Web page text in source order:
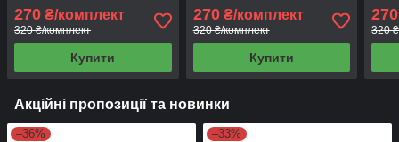
270 ₴/комплект
320 ₴/комплект
Купити
270₴/комплект
320 ₴/комплект
Купити
270
320
Акційні пропозиції та новинки
–36% –33%